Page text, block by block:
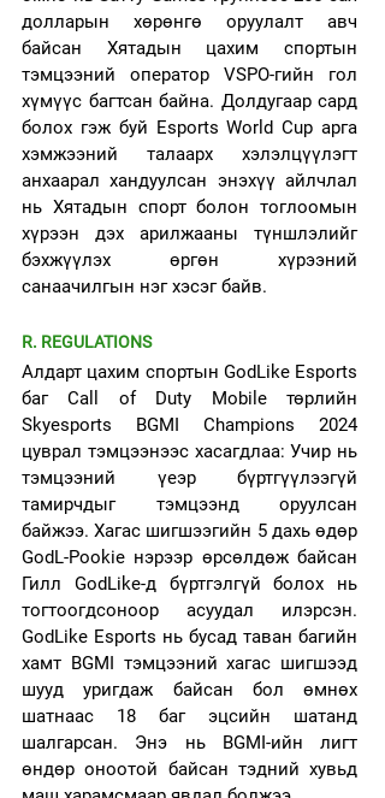
долларын хөрөнгө оруулалт авч
байсан Хятадын цахим спортын
тэмцээний оператор VSPO-гийн гол
хүмүүс багтсан байна. Долдугаар сард
болох гэж буй Esports World Cup арга
хэмжээний талаарх хэлэлцүүлэгт
анхаарал хандуулсан энэхүү айлчлал
нь Хятадын спорт болон тоглоомын
хүрээн дэх арилжааны түншлэлийг
бэхжүүлэх өргөн хүрээний
санаачилгын нэг хэсэг байв.
R. REGULATIONS
Алдарт цахим спортын GodLike Esports
баг Call of Duty Mobile төрлийн
Skyesports BGMI Champions 2024
цуврал тэмцээнээс хасагдлаа: Учир нь
тэмцээний үеэр бүртгүүлээгүй
тамирчдыг тэмцээнд оруулсан
байжээ. Хагас шигшээгийн 5 дахь өдөр
GodL-Pookie нэрээр өрсөлдөж байсан
Гилл GodLike-д бүртгэлгүй болох нь
тогтоогдсоноор асуудал илэрсэн.
GodLike Esports нь бусад таван багийн
хамт BGMI тэмцээний хагас шигшээд
шууд уригдаж байсан бол өмнөх
шатнаас 18 баг эцсийн шатанд
шалгарсан. Энэ нь BGMI-ийн лигт
өндөр оноотой байсан тэдний хувьд